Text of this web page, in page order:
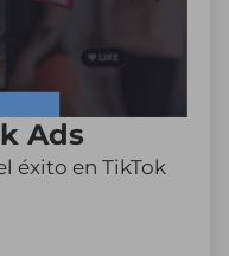
Ads
éxito en TikTok